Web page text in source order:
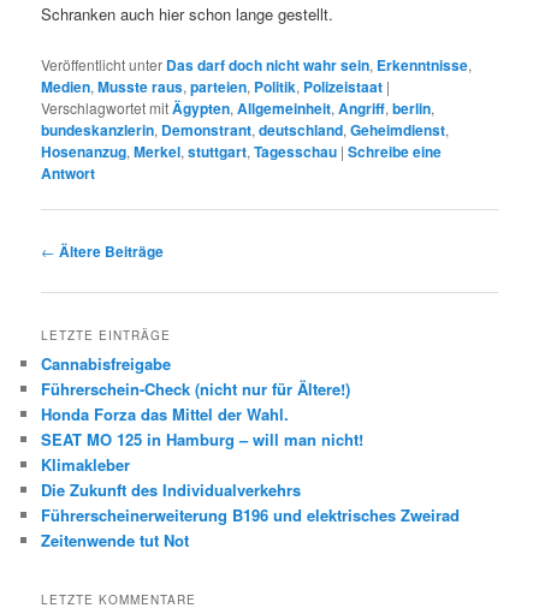
Schranken auch hier schon lange gestellt.
Veröffentlicht unter Das darf doch nicht wahr sein, Erkenntnisse,
Medien,Musste raus,parteien, Politik, Polizeistaat |
Verschlagwortet mitÄgypten,Allgemeinheit,Angriff,berlin,
bundeskanzlerin, Demonstrant,deutschland,Geheimdienst,
Hosenanzug,Merkel,stuttgart,Tagesschau |Schreibe eine
Antwort
Beitrags-
← Ältere Beiträge
LETZTE EINTRÄGE
Cannabisfreigabe
Führerschein-Check (nicht nur für Ältere!)
Honda Forza das Mittel der Wahl.
SEAT MO 125 in Hamburg – will man nicht!
Klimakleber
Die Zukunft des Individualverkehrs
Führerscheinerweiterung B196 und elektrisches Zweirad
Zeitenwende tut Not
LETZTE KOMMENTARE